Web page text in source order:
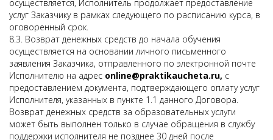
осуществляется, Исполнитель продолжает предоставление
услуг Заказчику в рамках следующего по расписанию курса, в
оговоренный срок.
8.3. Возврат денежных средств до начала обучения
осуществляется на основании личного письменного
заявления Заказчика, отправленного по электронной почте
Исполнителю на адрес online@praktikaucheta.ru, с
предоставлением документа, подтверждающего оплату услуг
Исполнителя, указанных в пункте 1.1 данного Договора.
Возврат денежных средств за образовательных услуги
может быть выполнен только в случае обращения в службу
поддержки исполнителя не позднее 30 дней после